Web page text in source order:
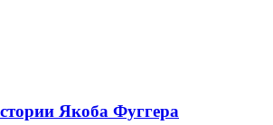
Якоба Фуггера